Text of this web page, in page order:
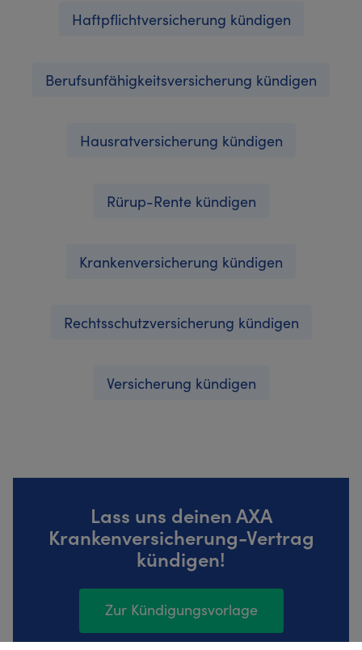
Haftpflichtversicherung kündigen
Berufsunfähigkeitsversicherung kündigen
Hausratversicherung kündigen
Rürup-Rente kündigen
Krankenversicherung kündigen
Rechtsschutzversicherung kündigen
Versicherung kündigen
Lass uns deinen AXA
Krankenversicherung-Vertrag
kündigen!
Zur Kündigungsvorlage